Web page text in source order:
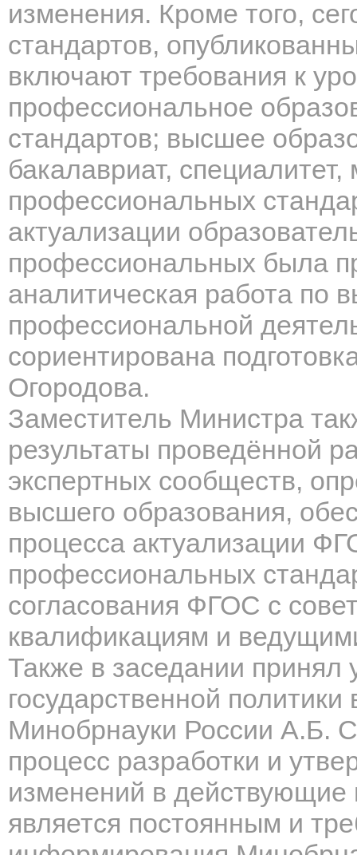
изменения. Кроме того,
стандартов,
включают требования к
профессиональное
стандартов; высшее
бакалавриат,
профессиональных
актуализации
профессиональных была
аналитическая работа по
профессиональной
сориентирована
Огородова.
Заместитель Министра
результаты проведённой
экспертных сообществ,
высшего образования,
процесса актуализации
профессиональных
согласования ФГОС с
квалификациям и
Также в заседании принял
государственной
Минобрнауки России А.Б.
процесс разработки и
изменений в
является постоянным и